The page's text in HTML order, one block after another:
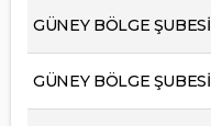
GÜNEY BÖLGE ŞUBESİ
GÜNEY BÖLGE ŞUBESİ